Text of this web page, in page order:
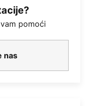
pomoći
nas